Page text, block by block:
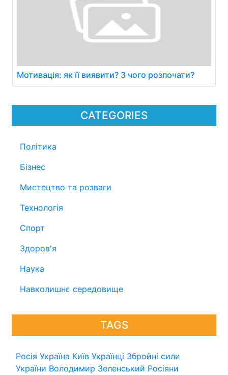
CATEGORIES
Політика
Бізнес
Мистецтво та розваги
Технологія
Спорт
Здоров'я
Наука
Навколишнє середовище
TAGS
Росія Україна Київ Українці Збройні сили
України Володимир Зеленський Росіяни
Мотивація: як її виявити? З чого розпочати?